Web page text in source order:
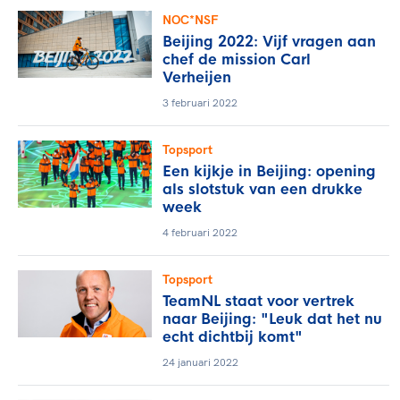
NOC*NSF
Beijing 2022: Vijf vragen aan
chef de mission Carl
Verheijen
3 februari 2022
Topsport
Een kijkje in Beijing: opening
als slotstuk van een drukke
week
4 februari 2022
Topsport
TeamNL staat voor vertrek
naar Beijing: "Leuk dat het nu
echt dichtbij komt"
24 januari 2022